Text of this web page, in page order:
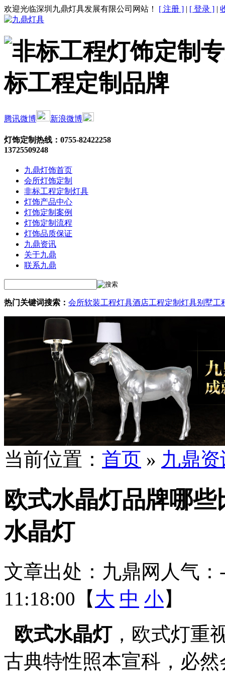
欢迎光临深圳九鼎灯具发展有限公司网站！ [ 注册 ] | [ 登录 ] |
腾讯微博 新浪微博
灯饰定制热线： 0755-82422258
13725509248
九鼎灯饰首页
会所灯饰定制
非标工程定制灯具
灯饰产品中心
灯饰定制案例
灯饰定制流程
灯饰品质保证
九鼎资讯
关于九鼎
联系九鼎
热门关键词搜索： 会所软装工程灯具酒店工程定制灯具别墅工
当前位置： 首页 » 九鼎
欧式水晶灯品牌哪
水晶灯
文章出处：九鼎网 人气：
11:18:00【 大 中 小】
欧式水晶灯，欧式灯重
古典特性照本宣科，必